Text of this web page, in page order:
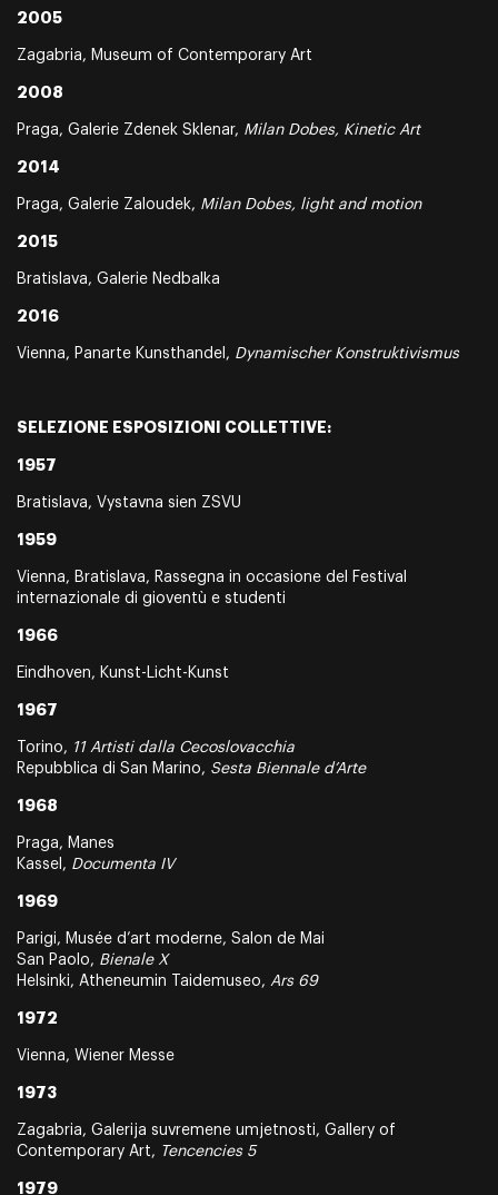
2005
Zagabria, Museum of Contemporary Art
2008
Praga, Galerie Zdenek Sklenar, Milan Dobes, Kinetic Art
2014
Praga, Galerie Zaloudek, Milan Dobes, light and motion
2015
Bratislava, Galerie Nedbalka
2016
Vienna, Panarte Kunsthandel, Dynamischer Konstruktivismus
SELEZIONE ESPOSIZIONI COLLETTIVE:
1957
Bratislava, Vystavna sien ZSVU
1959
Vienna, Bratislava, Rassegna in occasione del Festival
internazionale di gioventù e studenti
1966
Eindhoven, Kunst-Licht-Kunst
1967
Torino, 11 Artisti dalla Cecoslovacchia
Repubblica di San Marino, Sesta Biennale d’Arte
1968
Praga, Manes
Kassel, Documenta IV
1969
Parigi, Musée d’art moderne, Salon de Mai
San Paolo, Bienale X
Helsinki, Atheneumin Taidemuseo, Ars 69
1972
Vienna, Wiener Messe
1973
Zagabria, Galerija suvremene umjetnosti, Gallery of
Contemporary Art, Tencencies 5
1979